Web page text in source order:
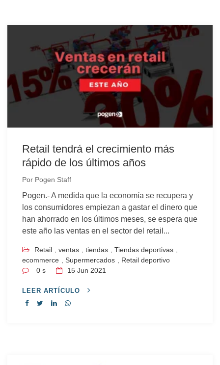
Retail tendrá el crecimiento más
rápido de los últimos años
Por Pogen Staff
Pogen.- A medida que la economía se recupera y
los consumidores empiezan a gastar el dinero que
han ahorrado en los últimos meses, se espera que
este año las ventas en el sector del retail...
Retail ventas tiendas Tiendas deportivas
ecommerce
Supermercados
Retail deportivo
0 s
15 Jun 2021
LEER ARTÍCULO